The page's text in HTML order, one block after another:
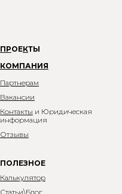
ПРОЕКТЫ
КОМПАНИЯ
Партнерам
Вакансии
Контакты и Юридическая
информация
Отзывы
ПОЛЕЗНОЕ
Калькулятор
Статьи\Блог